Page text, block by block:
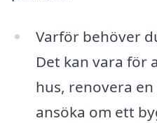
Varför behöver
Det kan vara för
hus, renovera
ansöka om ett